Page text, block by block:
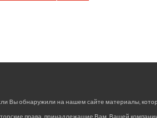
Вы обнаружили на нашем сайте материалы,
права, принадлежащие Вам, Вашей